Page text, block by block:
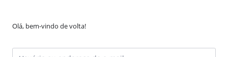
Olá, bem-vindo de volta!